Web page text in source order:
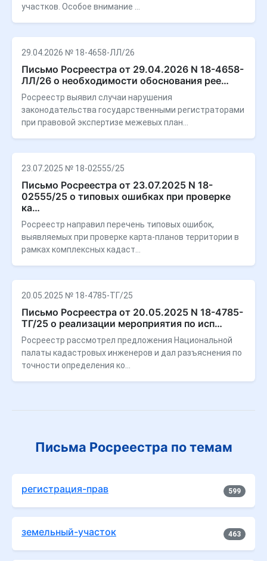
Письма Росреестра по темам
регистрация-прав 599
земельный-участок 463
участков. Особое внимание …
29.04.2026 № 18-4658-ЛЛ/26
Письмо Росреестра от 29.04.2026 N 18-4658-
ЛЛ/26 о необходимости обоснования рее…
Росреестр выявил случаи нарушения
законодательства государственными регистраторами
при правовой экспертизе межевых план…
23.07.2025 № 18-02555/25
Письмо Росреестра от 23.07.2025 N 18-
02555/25 о типовых ошибках при проверке
ка…
Росреестр направил перечень типовых ошибок,
выявляемых при проверке карта-планов территории в
рамках комплексных кадаст…
20.05.2025 № 18-4785-ТГ/25
Письмо Росреестра от 20.05.2025 N 18-4785-
ТГ/25 о реализации мероприятия по исп…
Росреестр рассмотрел предложения Национальной
палаты кадастровых инженеров и дал разъяснения по
точности определения ко…